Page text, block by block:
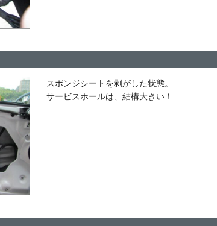
スポンジシートを剥がした状態。
サービスホールは、結構大きい！